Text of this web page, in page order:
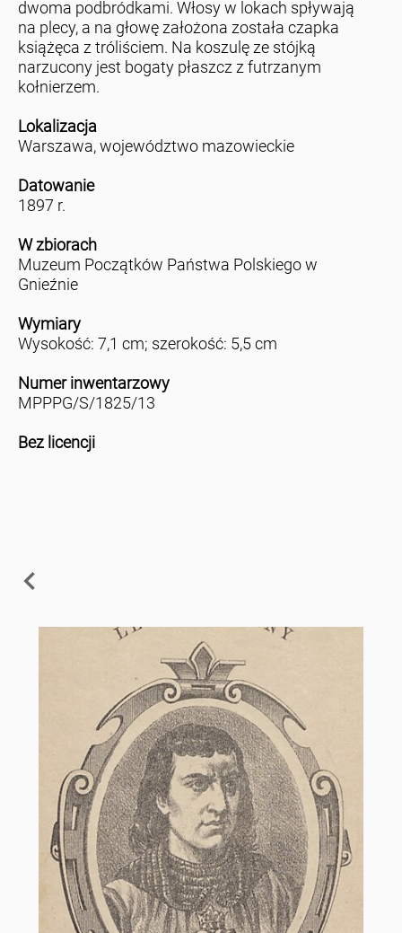
dwoma podbródkami. Włosy w lokach spływają
na plecy, a na głowę założona została czapka
książęca z tróliściem. Na koszulę ze stójką
narzucony jest bogaty płaszcz z futrzanym
kołnierzem.
Lokalizacja
Warszawa, województwo mazowieckie
Datowanie
1897 r.
W zbiorach
Muzeum Początków Państwa Polskiego w
Gnieźnie
Wymiary
Wysokość: 7,1 cm; szerokość: 5,5 cm
Numer inwentarzowy
MPPPG/S/1825/13
Bez licencji